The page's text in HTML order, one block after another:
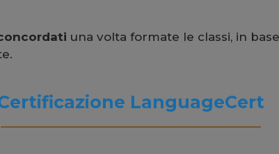
una volta formate le classi, in
LanguageCert